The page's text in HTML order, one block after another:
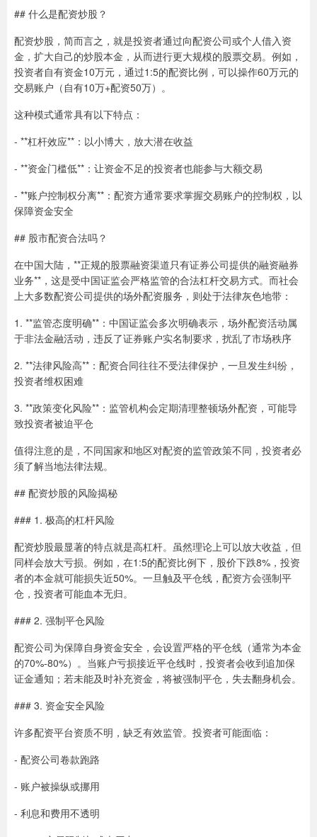
## 什么是配资炒股？
配资炒股，简而言之，就是投资者通过向配资公司或个人借入资
金，扩大自己的炒股本金，从而进行更大规模的股票交易。例如，
投资者自有资金10万元，通过1:5的配资比例，可以操作60万元的
交易账户（自有10万+配资50万）。
这种模式通常具有以下特点：
- **杠杆效应**：以小博大，放大潜在收益
- **资金门槛低**：让资金不足的投资者也能参与大额交易
- **账户控制权分离**：配资方通常要求掌握交易账户的控制权，以
保障资金安全
## 股市配资合法吗？
在中国大陆，**正规的股票融资渠道只有证券公司提供的融资融券
业务**，这是受中国证监会严格监管的合法杠杆交易方式。而社会
上大多数配资公司提供的场外配资服务，则处于法律灰色地带：
1. **监管态度明确**：中国证监会多次明确表示，场外配资活动属
于非法金融活动，违反了证券账户实名制要求，扰乱了市场秩序
2. **法律风险高**：配资合同往往不受法律保护，一旦发生纠纷，
投资者维权困难
3. **政策变化风险**：监管机构会定期清理整顿场外配资，可能导
致投资者被迫平仓
值得注意的是，不同国家和地区对配资的监管政策不同，投资者必
须了解当地法律法规。
## 配资炒股的风险揭秘
### 1. 极高的杠杆风险
配资炒股最显著的特点就是高杠杆。虽然理论上可以放大收益，但
同样会放大亏损。例如，在1:5的配资比例下，股价下跌8%，投资
者的本金就可能损失近50%。一旦触及平仓线，配资方会强制平
仓，投资者可能血本无归。
### 2. 强制平仓风险
配资公司为保障自身资金安全，会设置严格的平仓线（通常为本金
的70%-80%）。当账户亏损接近平仓线时，投资者会收到追加保
证金通知；若未能及时补充资金，将被强制平仓，失去翻身机会。
### 3. 资金安全风险
许多配资平台资质不明，缺乏有效监管。投资者可能面临：
- 配资公司卷款跑路
- 账户被操纵或挪用
- 利息和费用不透明